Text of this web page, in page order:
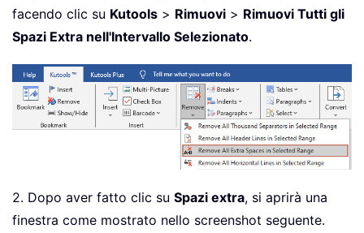
facendo clic su Kutools > Rimuovi > Rimuovi Tutti gli
Spazi Extra nell'Intervallo Selezionato.
2. Dopo aver fatto clic su Spazi extra, si aprirà una
finestra come mostrato nello screenshot seguente.